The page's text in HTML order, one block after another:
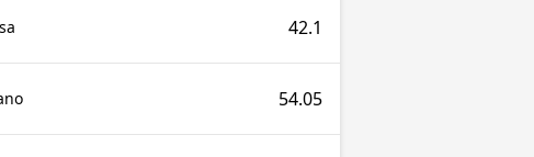
42.1
54.05